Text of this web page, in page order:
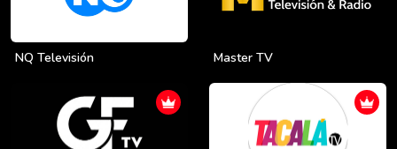
NQ Televisión Master TV